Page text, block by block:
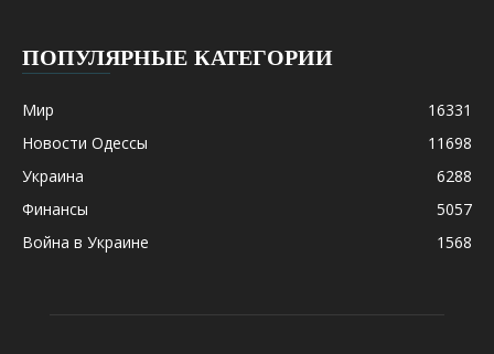
ПОПУЛЯРНЫЕ КАТЕГОРИИ
Мир
16331
Новости Одессы
11698
Украина
6288
Финансы
5057
Война в Украине
1568